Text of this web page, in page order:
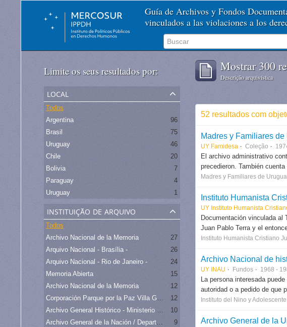
Guía de Archivos y Fondos
vinculados a las violaciones a los
Limite os seus resultados por:
local
Todos
Argentina
96
Brasil
75
Uruguay
46
Chile
20
Bolivia
7
Paraguay
4
Uruguay
1
instituição de arquivo
Todos
Archivo Nacional de la Memoria
27
Arquivo Nacional - Brasília -
26
Arquivo Nacional - Rio de Janeiro -
24
Memoria Abierta
15
Archivo Nacional de la Memoria
12
Corporación Parque por la Paz Villa Grimaldi
12
Archivo General Histórico - Ministerio de Relaciones Exteriores de Chile
10
Archivo General de la Nación / Departamento Archivo Intermedio
9
Mostrar 300
Descrição arquivística
52 resultados com
Madres y Familiares
UY Famidesa Coleção
El archivo administrativo
precedieron. También
Madres y Familiares de
Instituto Humanista
UY Instituto Humanista
Documentación vinculada al
Juan Pablo Terra y el
Instituto Humanista Cristiano
Archivo Nacional de
UY INAU Fundos 1968 -
La persona interesada
autoridad o a pedido de que
Instituto del Nino y
Archivo General de la